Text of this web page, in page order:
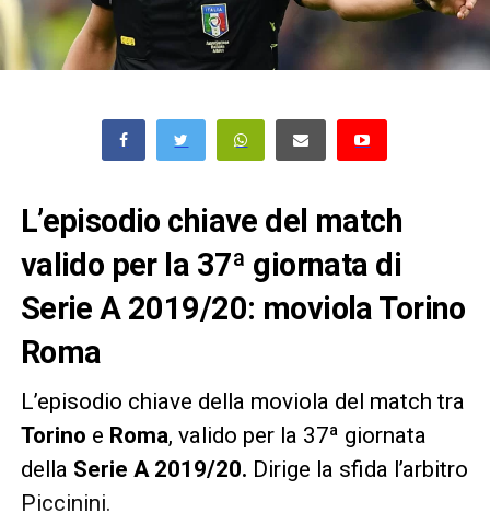
L’episodio chiave del match
valido per la 37ª giornata di
Serie A 2019/20: moviola Torino
Roma
L’episodio chiave della moviola del match tra
Torino e Roma, valido per la 37ª giornata
della Serie A 2019/20. Dirige la sfida l’arbitro
Piccinini.